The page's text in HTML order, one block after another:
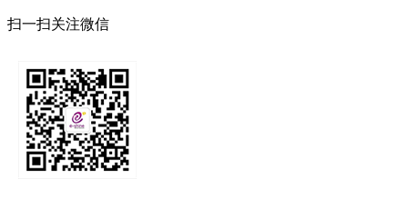
扫一扫关注微信